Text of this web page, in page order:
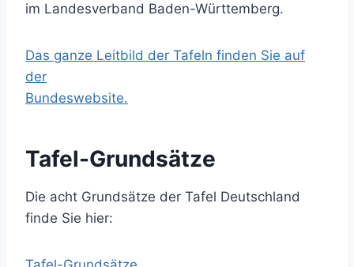
im Landesverband Baden-Württemberg.
Das ganze Leitbild der Tafeln finden Sie auf
der
Bundeswebsite.
Tafel-Grundsätze
Die acht Grundsätze der Tafel Deutschland
finde Sie hier: